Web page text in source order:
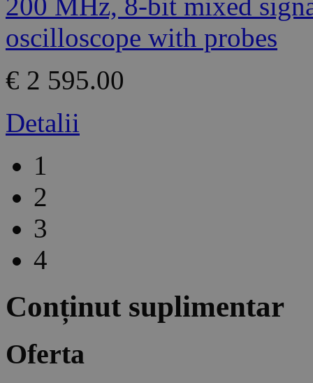
€ 2 595.00
Detalii
1
2
3
4
Conținut suplimentar
Oferta